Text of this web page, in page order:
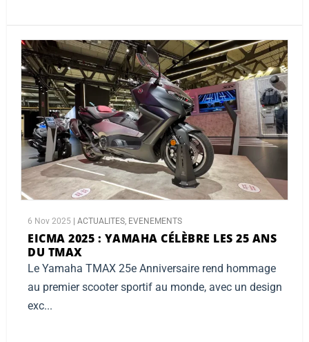
6 Nov 2025 ACTUALITES, EVENEMENTS
EICMA 2025 : YAMAHA CÉLÈBRE LES 25 ANS
DU TMAX
Le Yamaha TMAX 25e Anniversaire rend hommage
au premier scooter sportif au monde, avec un design
exc...